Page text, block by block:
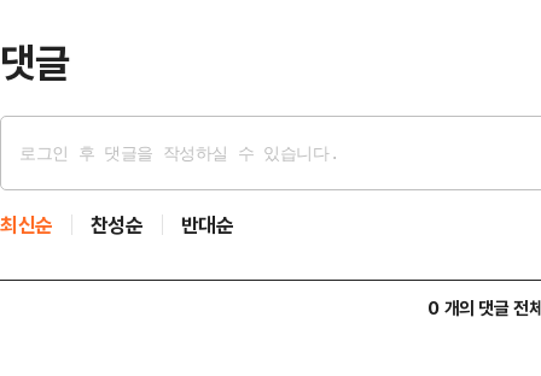
댓글
최신순 찬성순 반대순
0 개의 댓글 전